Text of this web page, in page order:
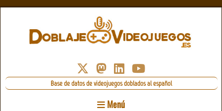
Base de datos de videojuegos doblados al español
Menú